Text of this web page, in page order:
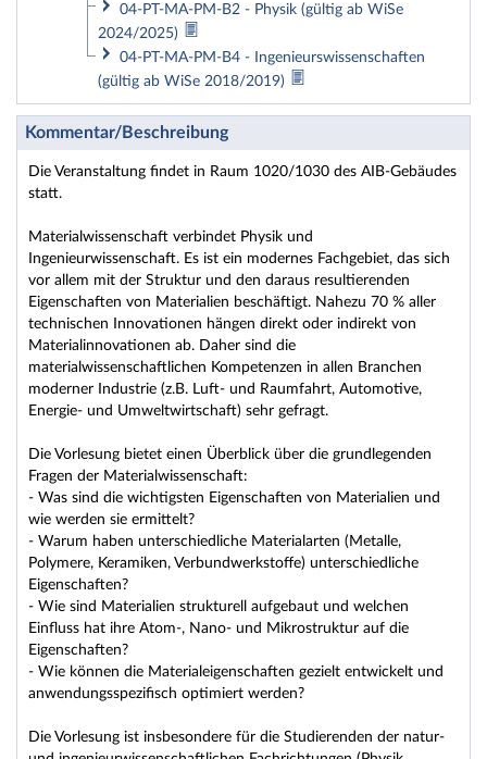
04-PT-MA-PM-B2 - Physik (gültig ab WiSe
2024/2025)
04-PT-MA-PM-B4 - Ingenieurswissenschaften
(gültig ab WiSe 2018/2019)
Kommentar/Beschreibung
Die Veranstaltung findet in Raum 1020/1030 des AIB-Gebäudes
statt.
Materialwissenschaft verbindet Physik und
Ingenieurwissenschaft. Es ist ein modernes Fachgebiet, das sich
vor allem mit der Struktur und den daraus resultierenden
Eigenschaften von Materialien beschäftigt. Nahezu 70 % aller
technischen Innovationen hängen direkt oder indirekt von
Materialinnovationen ab. Daher sind die
materialwissenschaftlichen Kompetenzen in allen Branchen
moderner Industrie (z.B. Luft- und Raumfahrt, Automotive,
Energie- und Umweltwirtschaft) sehr gefragt.
Die Vorlesung bietet einen Überblick über die grundlegenden
Fragen der Materialwissenschaft:
- Was sind die wichtigsten Eigenschaften von Materialien und
wie werden sie ermittelt?
- Warum haben unterschiedliche Materialarten (Metalle,
Polymere, Keramiken, Verbundwerkstoffe) unterschiedliche
Eigenschaften?
- Wie sind Materialien strukturell aufgebaut und welchen
Einfluss hat ihre Atom-, Nano- und Mikrostruktur auf die
Eigenschaften?
- Wie können die Materialeigenschaften gezielt entwickelt und
anwendungsspezifisch optimiert werden?
Die Vorlesung ist insbesondere für die Studierenden der natur-